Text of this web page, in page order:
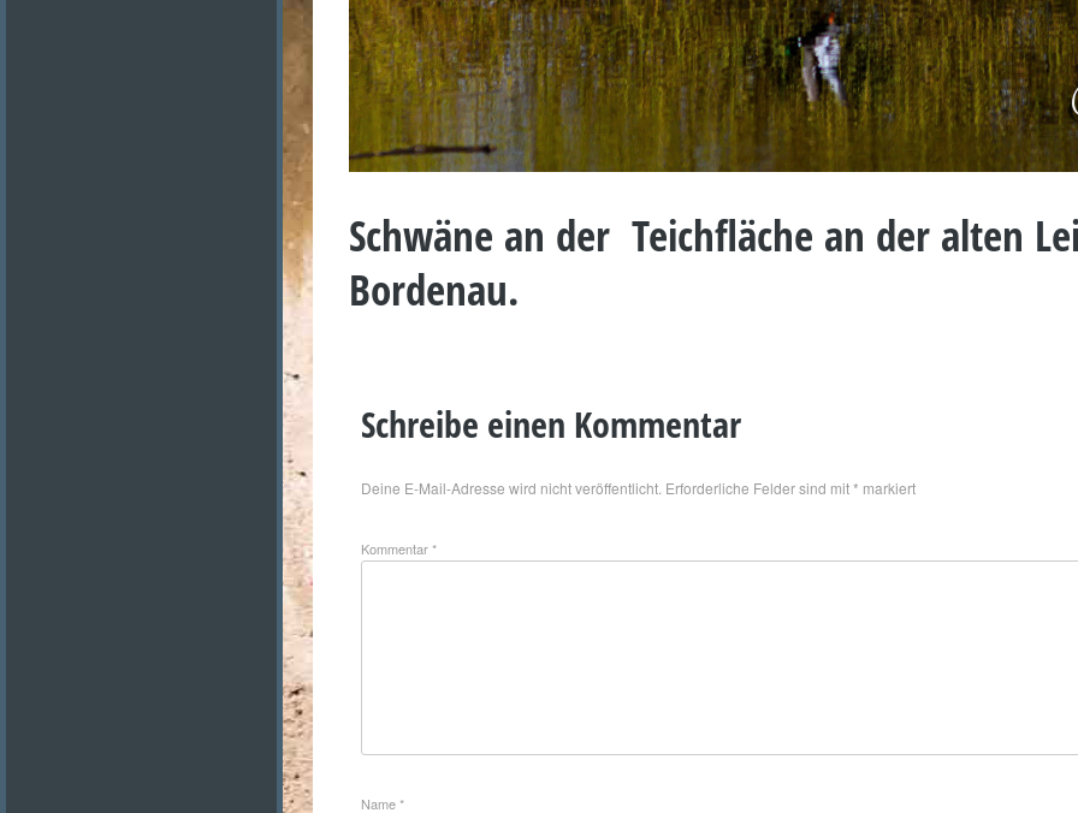
Schwäne an der Teichfläche an der alten
Bordenau.
Schreibe einen Kommentar
Deine E-Mail-Adresse wird nicht veröffentlicht. Erforderliche Felder sind mit* markiert
Kommentar*
Name*